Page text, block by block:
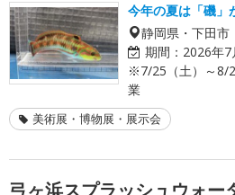
今年の夏は「磯」
静岡県・下田市
期間： 2026年7
※7/25（土）～8/
業
美術展・博物展・展示会
弓ヶ浜スプラッシュウォー